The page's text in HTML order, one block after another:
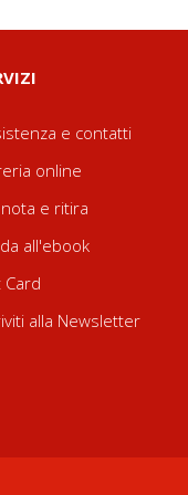
e contatti
online
e ritira
all'ebook
Card
alla Newsletter